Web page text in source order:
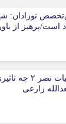
نوزادان:
است/پرهیز از
عملیات
زارعی